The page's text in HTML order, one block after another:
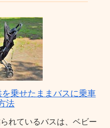
乗せたままバスに乗車
法
れているバスは、ベビー